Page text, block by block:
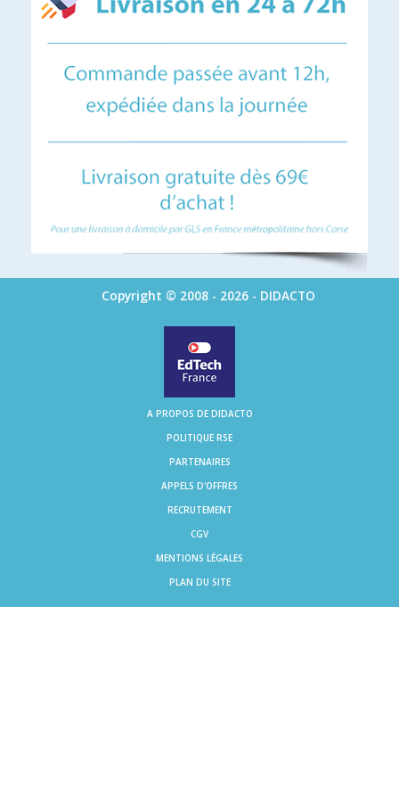
Copyright © 2008 - 2026 - DIDACTO
A PROPOS DE DIDACTO
POLITIQUE RSE
PARTENAIRES
APPELS D'OFFRES
RECRUTEMENT
CGV
MENTIONS LÉGALES
PLAN DU SITE